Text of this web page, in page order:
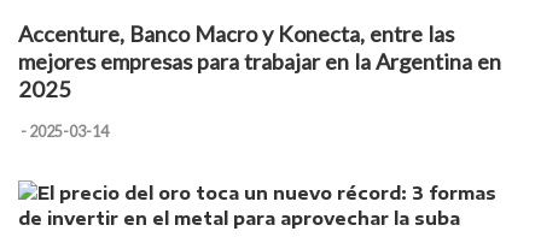
Accenture, Banco Macro y Konecta, entre las
mejores empresas para trabajar en la Argentina en
2025
- 2025-03-14